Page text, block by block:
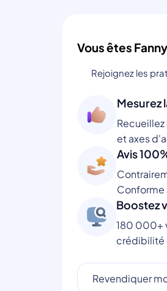
Vous êtes
Rejoignez les
Mesurez
et axes
Avis
Conforme
Boostez
180 000+
crédibilité
Revendiquer